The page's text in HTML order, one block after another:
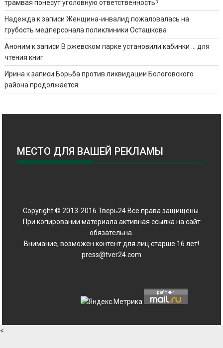
трамвая понесут уголовную ответственность?
Надежда к записиЖенщина-инвалид пожаловалась на
грубость медперсонала поликлиники Осташкова
Аноним к записи В ржевском парке установили кабинки … для
чтения книг
Ирина к записи Борьба против ликвидации Бологовского
района продолжается
МЕСТО ДЛЯ ВАШЕЙ РЕКЛАМЫ
Copyright © 2013-2016 Тверь24 Все права защищены.
При копировании материала активная ссылка на сайт
обязательна.
Внимание, возможен контент для лиц старше 16 лет!
press@tver24.com
<